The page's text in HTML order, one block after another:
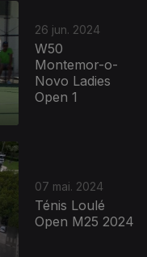
26 jun. 2024
W50
Montemor-o-
Novo Ladies
Open 1
07 mai. 2024
Ténis Loulé
Open M25 2024